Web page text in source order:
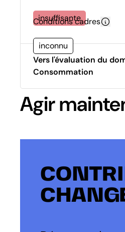
insuffisante
Conditions cadres
inconnu
Vers l'évaluation du
Consommation
Agir